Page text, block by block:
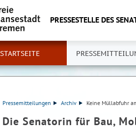
PRESSESTELLE DES
STARTSEITE
Pressemitteilungen Archiv Keine Müllabfuhr
Die Senatorin für Bau,